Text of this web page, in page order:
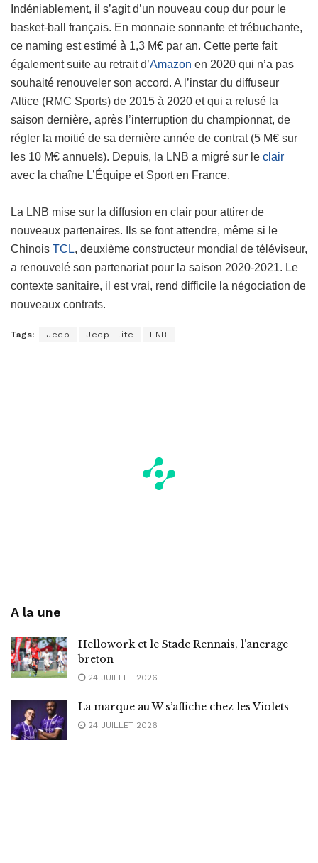
Indéniablement, il s’agit d’un nouveau coup dur pour le
basket-ball français. En monnaie sonnante et trébuchante,
ce naming est estimé à 1,3 M€ par an. Cette perte fait
également suite au retrait d’Amazon en 2020 qui n’a pas
souhaité renouveler son accord. A l’instar du diffuseur
Altice (RMC Sports) de 2015 à 2020 et qui a refusé la
saison dernière, après l’interruption du championnat, de
régler la moitié de sa dernière année de contrat (5 M€ sur
les 10 M€ annuels). Depuis, la LNB a migré sur le clair
avec la chaîne L’Équipe et Sport en France.
La LNB mise sur la diffusion en clair pour attirer de
nouveaux partenaires. Ils se font attendre, même si le
Chinois TCL, deuxième constructeur mondial de téléviseur,
a renouvelé son partenariat pour la saison 2020-2021. Le
contexte sanitaire, il est vrai, rend difficile la négociation de
nouveaux contrats.
Tags: Jeep Jeep Elite LNB
A la une
Hellowork et le Stade Rennais, l’ancrage
breton
24 JUILLET 2026
La marque au W s’affiche chez les Violets
24 JUILLET 2026